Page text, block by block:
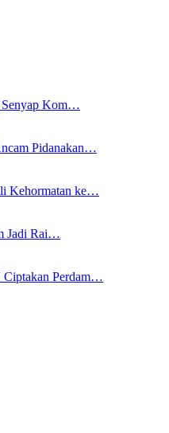
Senyap Kom…
Pidanakan…
Kehormatan ke…
Jadi Rai…
Perdam…